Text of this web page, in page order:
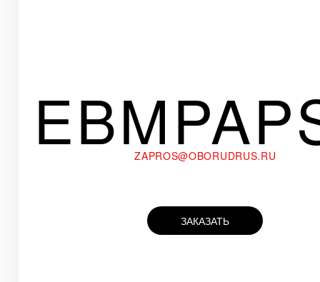
ZAPROS@OBORUDRUS.RU
ЗАКАЗАТЬ